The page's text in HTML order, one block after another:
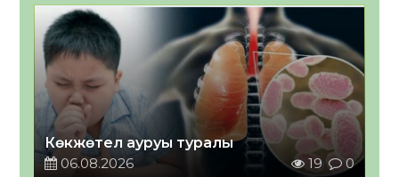
Көкжөтел ауруы туралы
06.08.2026
19 0